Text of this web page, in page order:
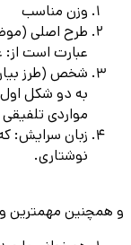
وزن مناسب
طرح اصلی
عبارت است از:
شخص (طرز
به دو شکل
مواردی
زبان سرایش:
نوشتاری.
و همچنین مهمترین